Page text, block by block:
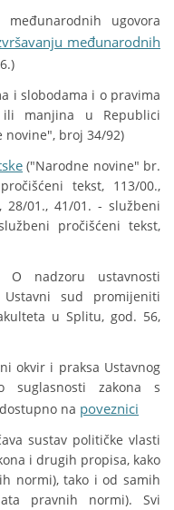
ugovora
međunarodnih
i slobodama i o pravima
manjina u Republici
novine", broj 34/92)
("Narodne novine" br.
tekst, 113/00.,
28/01., 41/01. - službeni
pročišćeni tekst,
nadzoru ustavnosti
sud promijeniti
u Splitu, god. 56,
okvir i praksa Ustavnog
suglasnosti zakona s
na poveznici
sustav političke vlasti
i drugih propisa, kako
normi), tako i od samih
pravnih normi). Svi